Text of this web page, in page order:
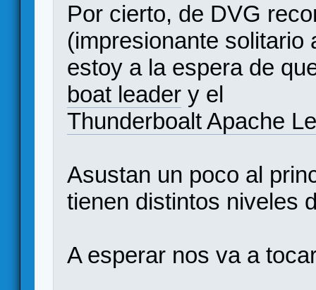
Por cierto, de DVG
(impresionante solitario
estoy a la espera de
boat leader y el
Thunderboalt Apache
Asustan un poco al
tienen distintos niveles
A esperar nos va a